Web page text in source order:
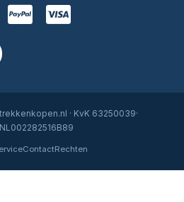
· KvK 63250039·
ContactRechten